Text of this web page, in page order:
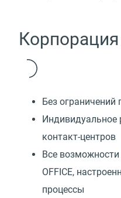
Корпорация
Без ограничений
контакт-центров
Все возможности
OFFICE,
процессы